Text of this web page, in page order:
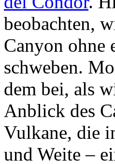
beobachten,
Canyon ohne
schweben.
dem bei, als
Anblick des
Vulkane, die
und Weite –